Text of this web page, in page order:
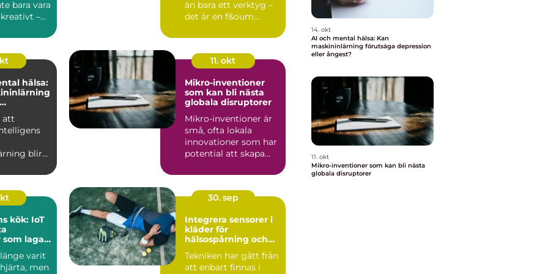
bara vara
–
än bara ett verktyg –
det är en f&oum...
hälsa:
att
blir
11. okt
Mikro-inventioner
som kan bli nästa
globala disruptorer
Mikro-inventioner är
små, ofta lokala
innovationer som har
potential att skapa
kök: IoT
lagar
varit
men
30. sep
Integrera sensorer i
kläder för
hälsospårning och
Tekniken har gått från
att enbart finnas i
14. okt
AI och mental hälsa: Kan
maskininlärning förutsäga depression
eller ångest?
11. okt
Mikro-inventioner som kan bli nästa
globala disruptorer